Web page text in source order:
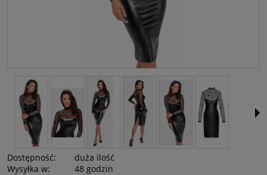
Dostępność:
duża ilość
Wysyłka w:
48 godzin